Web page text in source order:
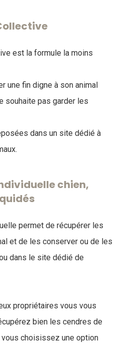
est la formule la moins
une fin digne à son animal
souhaite pas garder les
dans un site dédié à
chien,
permet de récupérer les
et de les conserver ou de les
dans le site dédié de
propriétaires vous vous
bien les cendres de
choisissez une option